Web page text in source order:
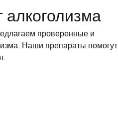
проверенные и
Наши препараты помогут